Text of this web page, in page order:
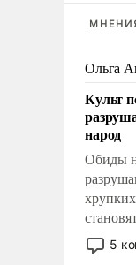
Ольга
Культ
народ
Обиды
5